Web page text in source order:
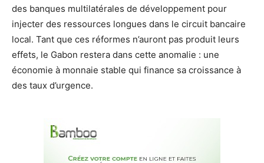
des banques multilatérales de développement pour
injecter des ressources longues dans le circuit bancaire
local. Tant que ces réformes n’auront pas produit leurs
effets, le Gabon restera dans cette anomalie : une
économie à monnaie stable qui finance sa croissance à
des taux d’urgence.